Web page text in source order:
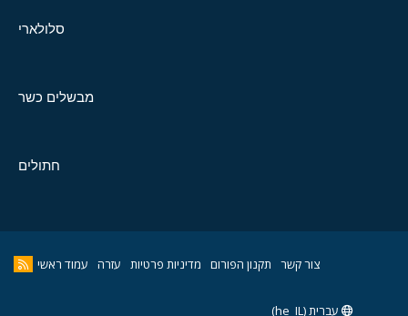
סלולארי
מבשלים כשר
חתולים
צור קשר תקנון הפורום מדיניות פרטיות עזרה עמוד ראשי
עברית (he_IL)